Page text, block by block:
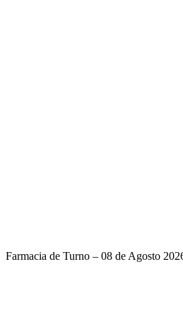
Farmacia de Turno – 08 de Agosto